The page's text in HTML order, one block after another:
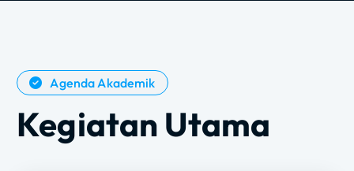
Agenda Akademik
Kegiatan Utama